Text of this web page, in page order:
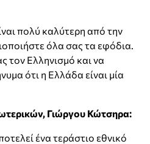
πολύ καλύτερη από την
όλα σας τα εφόδια.
τον Ελληνισμό και να
ότι η Ελλάδα είναι μία
Γιώργου Κώτσηρα:
ένα τεράστιο εθνικό